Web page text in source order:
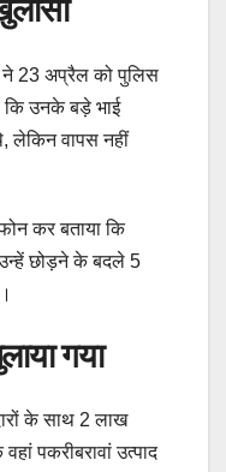
ने 23 अप्रैल को पुलिस
कि उनके बड़े भाई
लेकिन वापस नहीं
कर बताया कि
छोड़ने के बदले 5
गया
के साथ 2 लाख
पकरीबरावां उत्पाद